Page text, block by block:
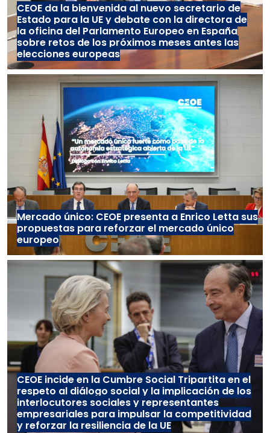
CEOE da la bienvenida al nuevo secretario de
Estado para la UE y debate con la directora de
la oficina del Parlamento Europeo en España
sobre retos de los próximos meses antes las
elecciones europeas
Mercado único: CEOE presenta a Enrico Letta sus
propuestas para reforzar el mercado único
europeo
CEOE incide en la Cumbre Social Tripartita en el
respeto al diálogo social y la implicación de los
interlocutores sociales y representantes
empresariales para impulsar la competitividad
y reforzar la resiliencia de la UE